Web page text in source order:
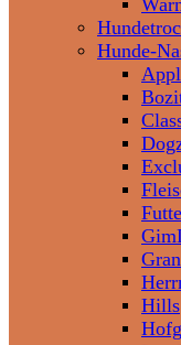
Hunde-
Hills